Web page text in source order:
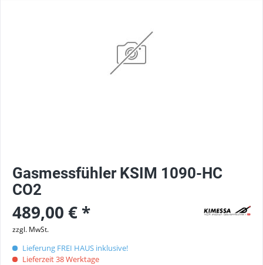
Gasmessfühler KSIM 1090-HC
CO2
489,00 € *
zzgl. MwSt.
Lieferung FREI HAUS inklusive!
Lieferzeit 38 Werktage